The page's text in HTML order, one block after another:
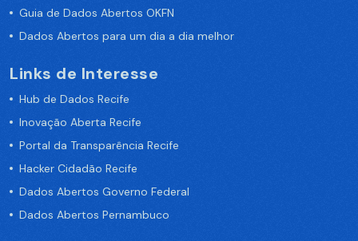
Guia de Dados Abertos OKFN
Dados Abertos para um dia a dia melhor
Links de Interesse
Hub de Dados Recife
Inovação Aberta Recife
Portal da Transparência Recife
Hacker Cidadão Recife
Dados Abertos Governo Federal
Dados Abertos Pernambuco